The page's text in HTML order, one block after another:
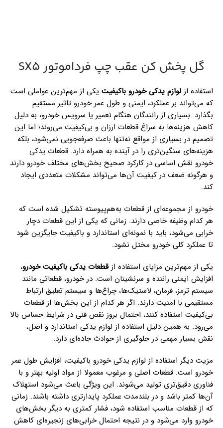
گل پخش کن عقب چپ فرداموتور SX5
استفاده از لوازم یدکی خودرو باکیفیت یکی از مهم‌ترین عواملی است
که می‌تواند بر عملکرد، ایمنی و طول عمر خودرو تاثیر مستقیم
بگذارد. بسیاری از رانندگان هنگام تعمیر یا سرویس خودرو، به دلیل
کاهش هزینه‌ها به سراغ قطعات ارزان و بی‌کیفیت می‌روند؛ اما این
تصمیم در بسیاری از مواقع نه‌تنها باعث صرفه‌جویی نمی‌شود، بلکه
هزینه‌های سنگین‌تری را در آینده به همراه دارد. قطعات یدکی
خودرو نقش اساسی در کارکرد صحیح بخش‌های مختلف خودرو دارند
و هرگونه ضعف در کیفیت آن‌ها می‌تواند مشکلات متعددی ایجاد
کند.
خودرو از مجموعه‌ای از قطعات به‌هم‌پیوسته تشکیل شده است که
هر کدام وظیفه خاصی دارند. زمانی که یکی از این قطعات دچار
خرابی می‌شود، باید با نمونه‌ای استاندارد و باکیفیت جایگزین شود
تا عملکرد کلی خودرو مختل نشود.
یکی از مهم‌ترین مزایای استفاده ازقطعات یدکی باکیفیت خودرو،
افزایش ایمنی راننده و سرنشینان است. در خودرو، قطعاتی مانند
سیستم ترمز، فرمان، لاستیک‌ها، چراغ‌ها و سیستم تعلیق ارتباط
مستقیمی با امنیت دارند. اگر هر کدام از این بخش‌ها از قطعات
بی‌کیفیت استفاده کنند، احتمال بروز نقص فنی در شرایط حساس بالا
می‌رود. به همین دلیل استفاده از لوازم یدکی استاندارد و اصل،
نقش بسیار مهمی در جلوگیری از حوادث جاده‌ای دارد.
مزیت دیگر استفاده از لوازم یدکی خودرو باکیفیت، افزایش طول عمر
خودرو است. قطعات اصلی و مرغوب معمولا از مواد اولیه بهتر و با
فناوری دقیق‌تری تولید می‌شوند. این ویژگی باعث می‌شود استهلاک
آن‌ها کمتر باشد و در بلندمدت عملکرد پایدارتری داشته باشند. زمانی
که از قطعات مناسب استفاده شود، فشار کمتری به دیگر بخش‌های
خودرو وارد می‌شود و در نتیجه احتمال خرابی‌های زنجیره‌ای کاهش